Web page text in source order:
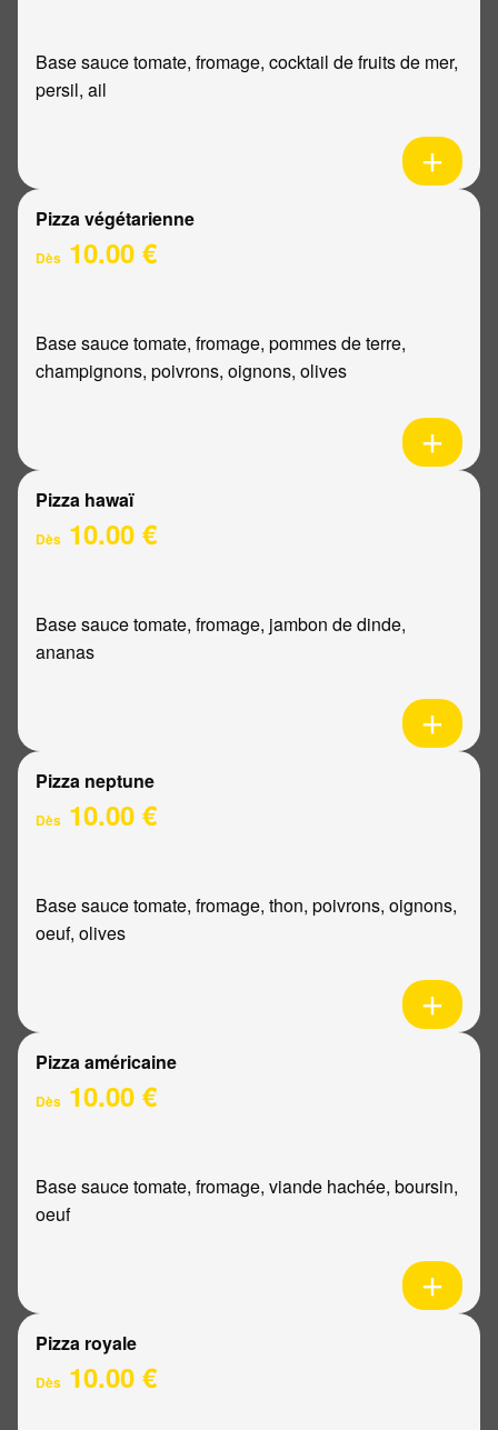
Base sauce tomate, fromage, cocktail de fruits de mer,
persil, ail
Pizza végétarienne
Dès 10.00 €
Base sauce tomate, fromage, pommes de terre,
champignons, poivrons, oignons, olives
Pizza hawaï
Dès 10.00 €
Base sauce tomate, fromage, jambon de dinde,
ananas
Pizza neptune
Dès 10.00 €
Base sauce tomate, fromage, thon, poivrons, oignons,
oeuf, olives
Pizza américaine
Dès 10.00 €
Base sauce tomate, fromage, viande hachée, boursin,
oeuf
Pizza royale
Dès 10.00 €